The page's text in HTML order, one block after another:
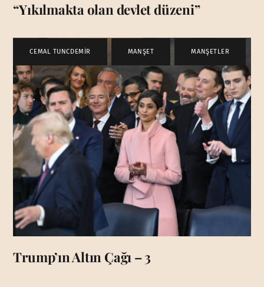
“Yıkılmakta olan devlet düzeni”
CEMAL TUNCDEMİR MANŞET MANŞETLER
Trump’ın Altın Çağı – 3